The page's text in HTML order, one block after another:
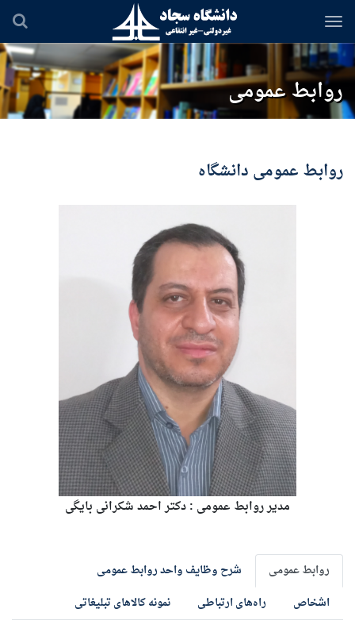
رفتن
محتوای
اصلی
روابط عمومی
روابط عمومی دانشگاه
مدیر روابط عمومی : دکتر احمد شکرانی بایگی
روابط عمومی
شرح وظایف واحد روابط عمومی
اشخاص
راه‌های ارتباطی نمونه کالا‌های تبلیغاتی